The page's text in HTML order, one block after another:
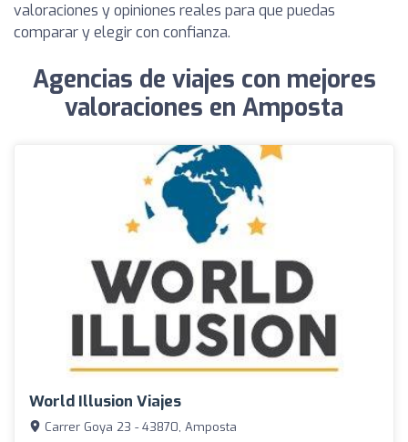
valoraciones y opiniones reales para que puedas
comparar y elegir con confianza.
Agencias de viajes con mejores
valoraciones en Amposta
World Illusion Viajes
Carrer Goya 23 - 43870, Amposta